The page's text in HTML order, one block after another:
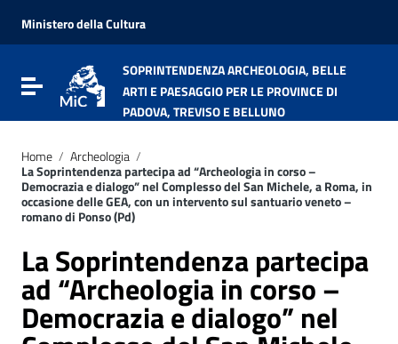
Vai al menu di navigazione
Vai al footer
Ministero della Cultura
Attiva / disattiva la navigazione
SOPRINTENDENZA ARCHEOLOGIA, BELLE
ARTI E PAESAGGIO PER LE PROVINCE DI
PADOVA, TREVISO E BELLUNO
Home / Archeologia /
La Soprintendenza partecipa ad “Archeologia in corso –
Democrazia e dialogo” nel Complesso del San Michele, a Roma, in
occasione delle GEA, con un intervento sul santuario veneto –
romano di Ponso (Pd)
La Soprintendenza partecipa
ad “Archeologia in corso –
Democrazia e dialogo” nel